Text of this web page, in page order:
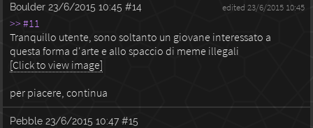
Boulder 23/6/2015 10:45 #14 edited 23/6/2015 10:45
>> #11
Tranquillo utente, sono soltanto un giovane interessato a
questa forma d'arte e allo spaccio di meme illegali
[Click to view image]
per piacere, continua
Pebble 23/6/2015 10:47 #15